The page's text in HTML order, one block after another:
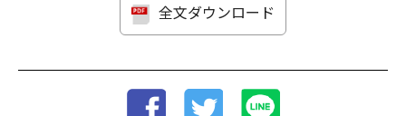
全文ダウンロード